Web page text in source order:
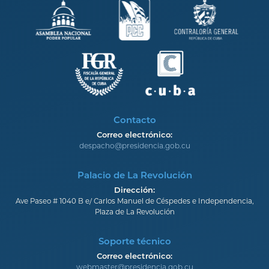
Contacto
Correo electrónico:
despacho@presidencia.gob.cu
Palacio de La Revolución
Dirección:
Ave Paseo # 1040 B e/ Carlos Manuel de Céspedes e Independencia,
Plaza de La Revolución
Soporte técnico
Correo electrónico:
webmaster@presidencia.gob.cu